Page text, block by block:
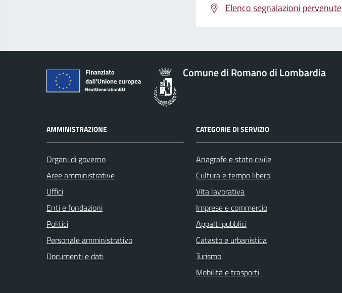
Elenco segnalazioni pervenute
Comune di Romano di Lombardia
AMMINISTRAZIONE
Organi di governo
Aree amministrative
Uffici
Enti e fondazioni
Politici
Personale amministrativo
Documenti e dati
CATEGORIE DI SERVIZIO
Anagrafe e stato civile
Cultura e tempo libero
Vita lavorativa
Imprese e commercio
Appalti pubblici
Catasto e urbanistica
Turismo
Mobilità e trasporti